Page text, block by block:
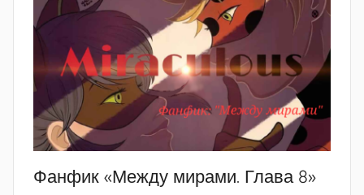
Фанфик «Между мирами. Глава 8»